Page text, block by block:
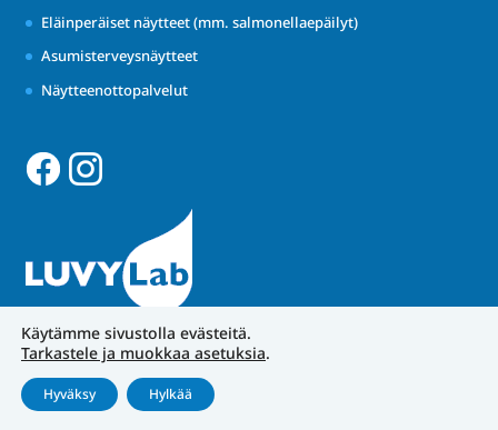
Eläinperäiset näytteet (mm. salmonellaepäilyt)
Asumisterveysnäytteet
Näytteenottopalvelut
Käytämme sivustolla evästeitä.
Tarkastele ja muokkaa asetuksia.
Hyväksy Hylkää